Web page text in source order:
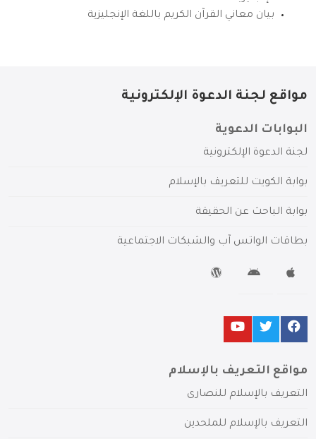
بيان معاني القرآن الكريم باللغة الإنجليزية
مواقع لجنة الدعوة الإلكترونية
البوابات الدعوية
لجنة الدعوة الإلكترونية
بوابة الكويت للتعريف بالإسلام
بوابة الباحث عن الحقيقة
بطاقات الواتس آب والشبكات الاجتماعية
مواقع التعريف بالإسلام
التعريف بالإسلام للنصارى
التعريف بالإسلام للملحدين